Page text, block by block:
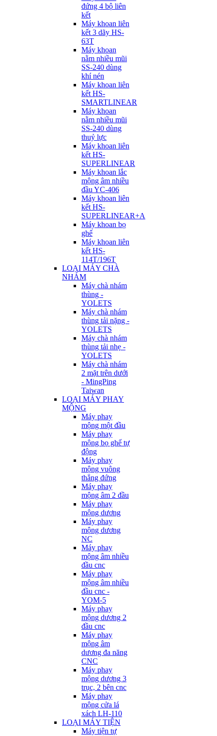
đứng 4 bộ liên
kết
Máy khoan liên
kết 3 dãy HS-
63T
Máy khoan
nằm nhiều mũi
SS-240 dùng
khí nén
Máy khoan liên
kết HS-
SMARTLINEAR
Máy khoan
nằm nhiều mũi
SS-240 dùng
thuỷ lực
Máy khoan liên
kết HS-
SUPERLINEAR
Máy khoan lắc
mộng âm nhiều
đầu YC-406
Máy khoan liên
kết HS-
SUPERLINEAR+A
Máy khoan bọ
ghế
Máy khoan liên
kết HS-
114T/196T
LOẠI MÁY CHÀ
NHÁM
Máy chà nhám
thùng -
YOLETS
Máy chà nhám
thùng tải nặng -
YOLETS
Máy chà nhám
thùng tải nhẹ -
YOLETS
Máy chà nhám
2 mặt trên dưới
- MingPing
Taiwan
LOẠI MÁY PHAY
MỘNG
Máy phay
mộng một đầu
Máy phay
mộng bọ ghế tự
động
Máy phay
mộng vuông
thẳng đứng
Máy phay
mộng âm 2 đầu
Máy phay
mộng dương
Máy phay
mộng dương
NC
Máy phay
mộng âm nhiều
đầu cnc
Máy phay
mộng âm nhiều
đầu cnc -
YOM-5
Máy phay
mộng dương 2
đầu cnc
Máy phay
mộng âm
dương đa năng
CNC
Máy phay
mộng dương 3
trục, 2 bên cnc
Máy phay
mộng cửa lá
xách LH-110
LOẠI MÁY TIỆN
Máy tiện tự